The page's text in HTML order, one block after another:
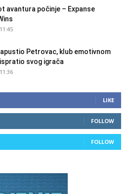
avantura počinje – Expanse
Petrovac, klub emotivnom
svog igrača
LIKE
FOLLOW
FOLLOW